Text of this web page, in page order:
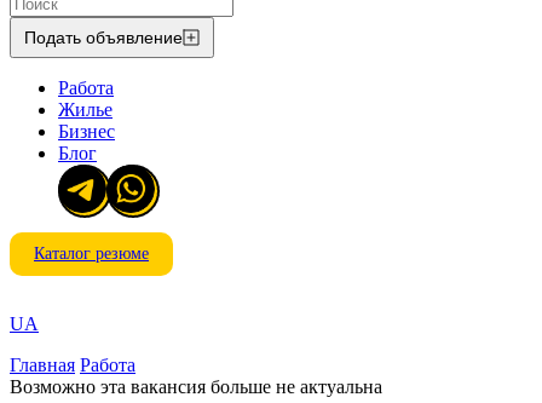
Подать объявление
Работа
Жилье
Бизнес
Блог
Каталог резюме
UA
Главная Работа
Возможно эта вакансия больше не актуальна